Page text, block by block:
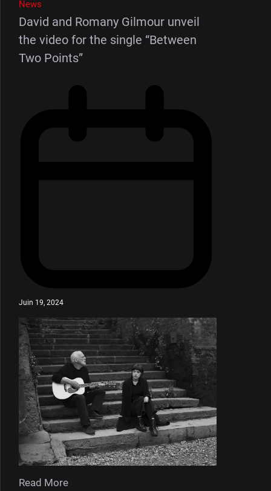
News
David and Romany Gilmour unveil
the video for the single “Between
Two Points”
Juin 19, 2024
Read More